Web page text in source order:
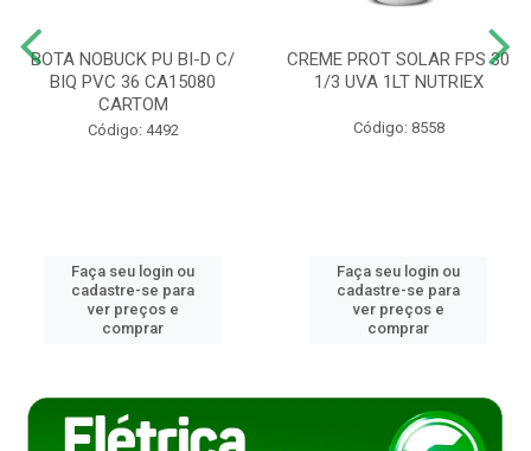
BOTA NOBUCK PU BI-D C/
BIQ PVC 36 CA15080
CARTOM
Código: 4492
Faça seu login ou
cadastre-se para
ver preços e
comprar
CREME PROT SOLAR FPS 30
1/3 UVA 1LT NUTRIEX
Código: 8558
Faça seu login ou
cadastre-se para
ver preços e
comprar